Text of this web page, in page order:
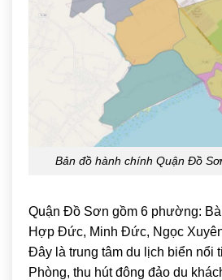
Bản đồ hành chính Quận Đồ
Quận Đồ Sơn gồm 6 phường:
Hợp Đức, Minh Đức, Ngọc
Đây là trung tâm du lịch biển nổi
Phòng, thu hút đông đảo du